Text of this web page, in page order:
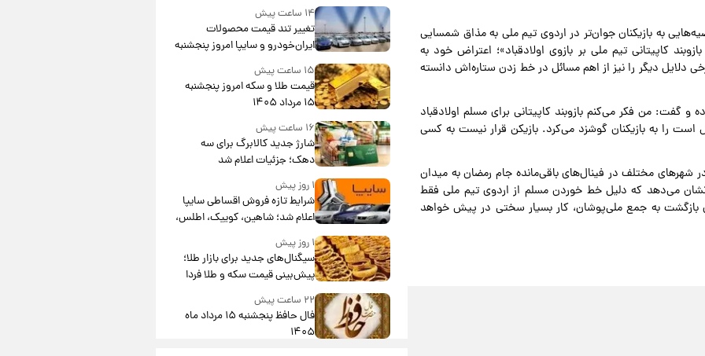
به بازیکنان جوان‌تر در اردوی تیم ملی به مذاق شمسایی
کاپیتانی تیم ملی بر بازوی اولادقباد»؛ اعتراض خود به
دلایل دیگر را نیز از اهم مسائل در خط زدن ستاره‌اش دانسته
من فکر می‌کنم بازوبند کاپیتانی برای مسلم اولادقباد
را به بازیکنان گوشزد می‌کرد. بازیکن قرار نیست به کسی
شهرهای مختلف در فینال‌های باقی‌مانده جام رمضان به میدان
می‌دهد که دلیل خط خوردن مسلم از اردوی تیم ملی فقط
بازگشت به جمع ملی‌پوشان، کار بسیار سختی در پیش خواهد
۱۴ ساعت پیش
تغییر تند قیمت محصولات
ایران‌خودرو و سایپا امروز پنجشنبه
۱۵ مرداد ۱۴۰۵ +جدول
۱۵ ساعت پیش
قیمت طلا و سکه امروز پنجشنبه
۱۵ مرداد ۱۴۰۵
۱۶ ساعت پیش
شارژ جدید کالابرگ برای سه
دهک؛ جزئیات اعلام شد
۱ روز پیش
شرایط تازه فروش اقساطی سایپا
اعلام شد؛ شاهین، کوییک، اطلس،
سهند و ساینا با اقساط بلندمدت +
جدول۱ روز پیش
سیگنال‌های جدید برای بازار طلا؛
پیش‌بینی قیمت سکه و طلا فردا
۲۲ ساعت پیش
فال حافظ پنجشنبه ۱۵ مرداد ماه
۱۴۰۵